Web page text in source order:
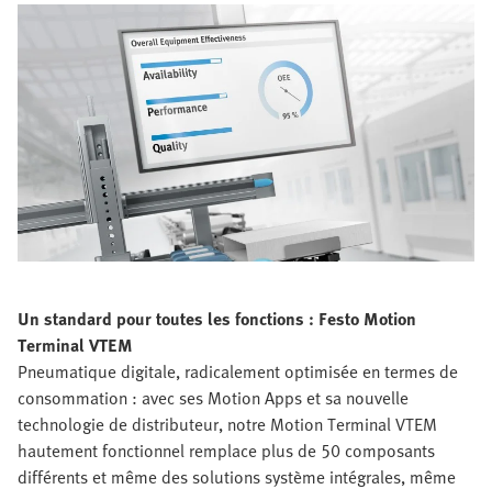
Un standard pour toutes les fonctions : Festo Motion
Terminal VTEM
Pneumatique digitale, radicalement optimisée en termes de
consommation : avec ses Motion Apps et sa nouvelle
technologie de distributeur, notre Motion Terminal VTEM
hautement fonctionnel remplace plus de 50 composants
différents et même des solutions système intégrales, même